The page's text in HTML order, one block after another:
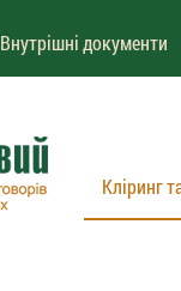
Внутрішні документи
Кліринг